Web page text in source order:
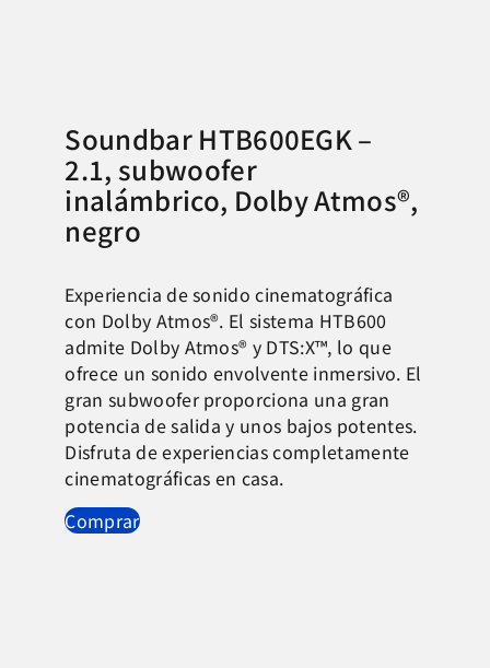
Soundbar HTB600EGK –
2.1, subwoofer
inalámbrico, Dolby Atmos®,
negro
Experiencia de sonido cinematográfica
con Dolby Atmos®. El sistema HTB600
admite Dolby Atmos® y DTS:X™, lo que
ofrece un sonido envolvente inmersivo. El
gran subwoofer proporciona una gran
potencia de salida y unos bajos potentes.
Disfruta de experiencias completamente
cinematográficas en casa.
Comprar